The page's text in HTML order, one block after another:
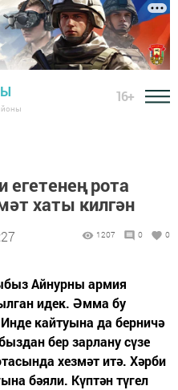
16+
рота
хаты килгән
1207 0 0
Айнурны армия
идек. Әмма бу
кайтуына да берничә
бер зарлану сүзе
хезмәт итә. Хәрби
бәяли. Күптән түгел